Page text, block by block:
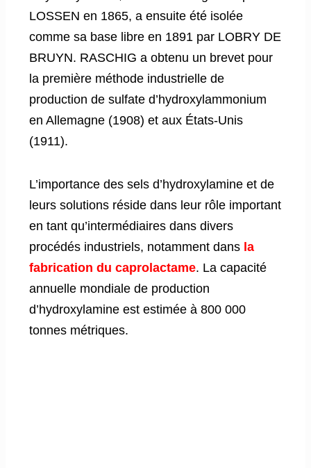
LOSSEN en 1865, a ensuite été isolée
comme sa base libre en 1891 par LOBRY DE
BRUYN. RASCHIG a obtenu un brevet pour
la première méthode industrielle de
production de sulfate d’hydroxylammonium
en Allemagne (1908) et aux États-Unis
(1911).
L’importance des sels d’hydroxylamine et de
leurs solutions réside dans leur rôle important
en tant qu’intermédiaires dans divers
procédés industriels, notamment dans la
fabrication du caprolactame. La capacité
annuelle mondiale de production
d’hydroxylamine est estimée à 800 000
tonnes métriques.